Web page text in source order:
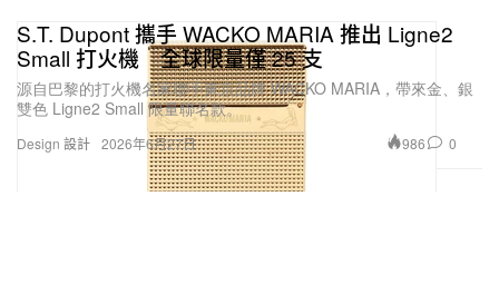
Design 設計
S.T. Dupont 攜手 WACKO MARIA 推出 Ligne2
Small 打火機 全球限量僅 25 支
源自巴黎的打火機名家聯手東京品牌 WACKO MARIA，帶來金、銀
雙色 Ligne2 Small 限量聯名款。
2026年6月27日 986 0